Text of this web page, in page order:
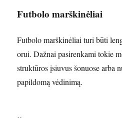
Futbolo marškinėliai
Futbolo marškinėliai turi būti
orui. Dažnai pasirenkami tokie
struktūros įsiuvus šonuose arba
papildomą vėdinimą.